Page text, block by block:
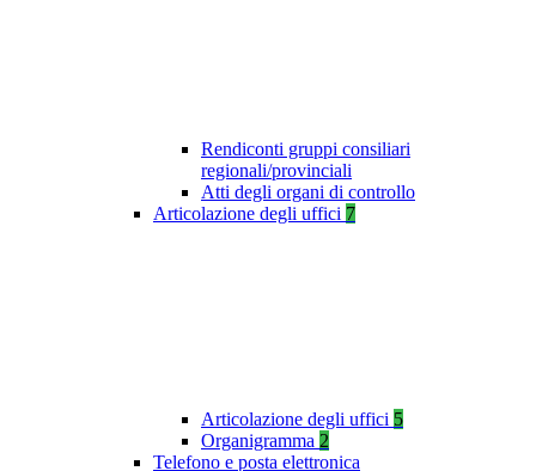
Rendiconti gruppi consiliari
regionali/provinciali
Atti degli organi di controllo
Articolazione degli uffici 7
Articolazione degli uffici 5
Organigramma 2
Telefono e posta elettronica